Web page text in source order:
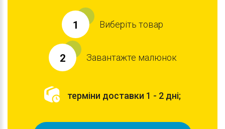
1 Виберіть товар
2 Завантажте малюнок
терміни доставки 1 - 2 дні;